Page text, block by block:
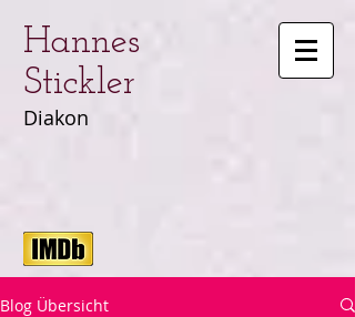
Hannes
Stickler
Diakon
Blog Übersicht